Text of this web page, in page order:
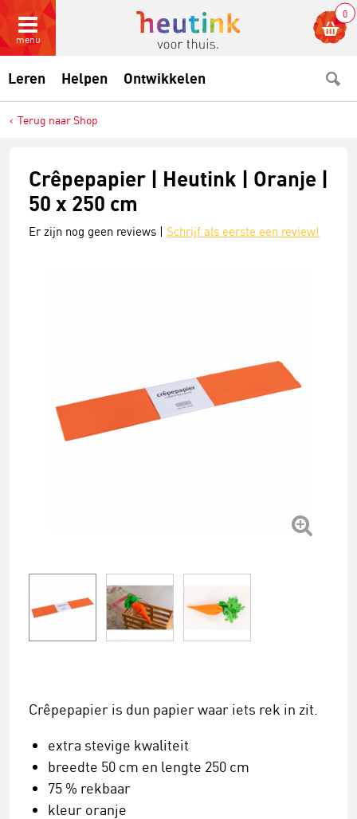
menu
0
Leren Helpen Ontwikkelen
Terug naar Shop
Crêpepapier | Heutink | Oranje |
50 x 250 cm
Er zijn nog geen reviews | Schrijf als eerste een review!
Crêpepapier is dun papier waar iets rek in zit.
extra stevige kwaliteit
breedte 50 cm en lengte 250 cm
75 % rekbaar
kleur oranje